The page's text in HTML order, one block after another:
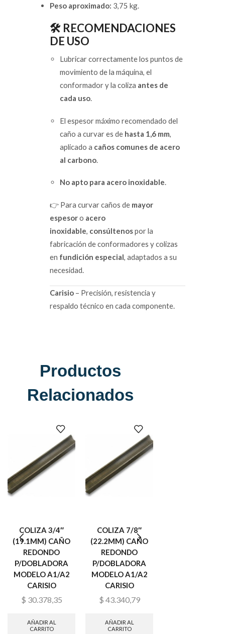
Peso aproximado: 3,75 kg.
🛠️ RECOMENDACIONES
DE USO
Lubricar correctamente los puntos de
movimiento de la máquina, el
conformador y la coliza antes de
cada uso.
El espesor máximo recomendado del
caño a curvar es de hasta 1,6 mm
aplicado a caños comunes de acero
al carbono
No apto para acero inoxidable.
👉 Para curvar caños de mayor
espesoro acero
inoxidable, consúltenospor la
fabricación de conformadores y colizas
en fundición especial, adaptados a su
necesidad.
Carisio – Precisión, resistencia y
respaldo técnico en cada componente.
Productos
Relacionados
COLIZA 3/4″
(19.1MM) CAÑO
REDONDO
P/DOBLADORA
MODELO A1/A2
CARISIO
$ 30.378,35
AÑADIR AL
CARRITO
COLIZA 7/8″
(22.2MM) CAÑO
REDONDO
P/DOBLADORA
MODELO A1/A2
CARISIO
$ 43.340,79
AÑADIR AL
CARRITO